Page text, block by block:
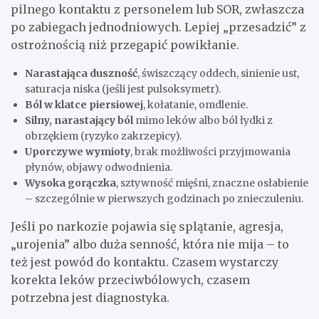
pilnego kontaktu z personelem lub SOR, zwłaszcza
po zabiegach jednodniowych. Lepiej „przesadzić” z
ostrożnością niż przegapić powikłanie.
Narastająca duszność, świszczący oddech, sinienie ust,
saturacja niska (jeśli jest pulsoksymetr).
Ból w klatce piersiowej, kołatanie, omdlenie.
Silny, narastający bólmimo leków albo ból łydki z
obrzękiem (ryzyko zakrzepicy).
Uporczywe wymioty, brak możliwości przyjmowania
płynów, objawy odwodnienia.
Wysoka gorączka, sztywność mięśni, znaczne osłabienie
– szczególnie w pierwszych godzinach po znieczuleniu.
Jeśli po narkozie pojawia się splątanie, agresja,
„urojenia” albo duża senność, która nie mija – to
też jest powód do kontaktu. Czasem wystarczy
korekta leków przeciwbólowych, czasem
potrzebna jest diagnostyka.